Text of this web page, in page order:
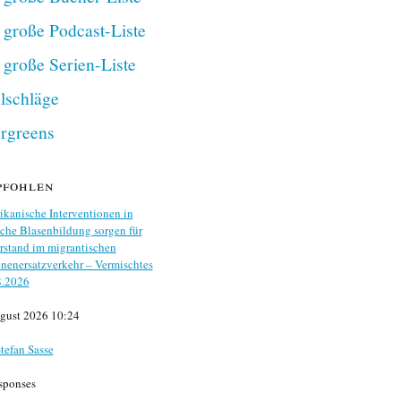
Podcast-Liste
Serien-Liste
Interventionen in
Blasenbildung sorgen für
im migrantischen
– Vermischtes
2026 10:24
Sasse